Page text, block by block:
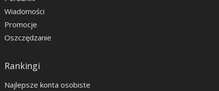
Wiadomości
Promocje
Oszczędzanie
Rankingi
Najlepsze konta osobiste